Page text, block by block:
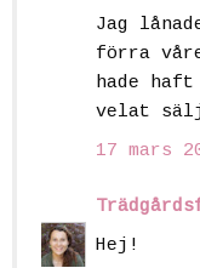
Jag
förra
hade
velat
17 mars
Hej!